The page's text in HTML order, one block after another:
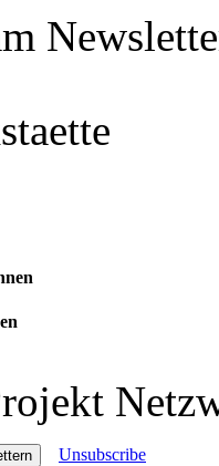
Unsubscribe